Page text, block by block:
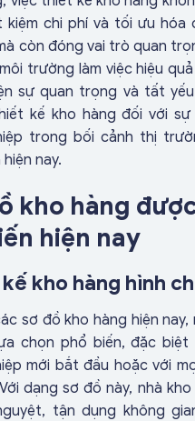
kiệm chi phí và tối ưu hóa
còn đóng vai trò quan
trường làm việc hiệu
sự quan trọng và tất
kế kho hàng đối với
trong bối cảnh thị
nay.
kho hàng
hiện nay
kho hàng hình
sơ đồ kho hàng hiện nay,
chọn phổ biến, đặc biệt
mới bắt đầu hoặc với
dạng sơ đồ này, nhà
tận dụng không